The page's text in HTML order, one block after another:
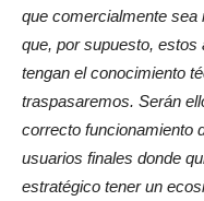
que comercialmente
que, por supuesto, estos
tengan el conocimiento
traspasaremos. Serán
correcto funcionamiento
usuarios finales donde
estratégico tener un